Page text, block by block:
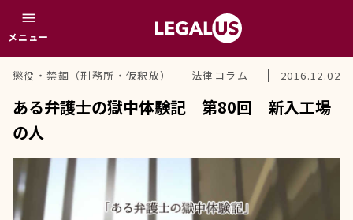
menu
メニュー
懲役・禁錮（刑務所・仮釈放） 法律コラム 2016.12.02
ある弁護士の獄中体験記 第80回 新入工場
の人